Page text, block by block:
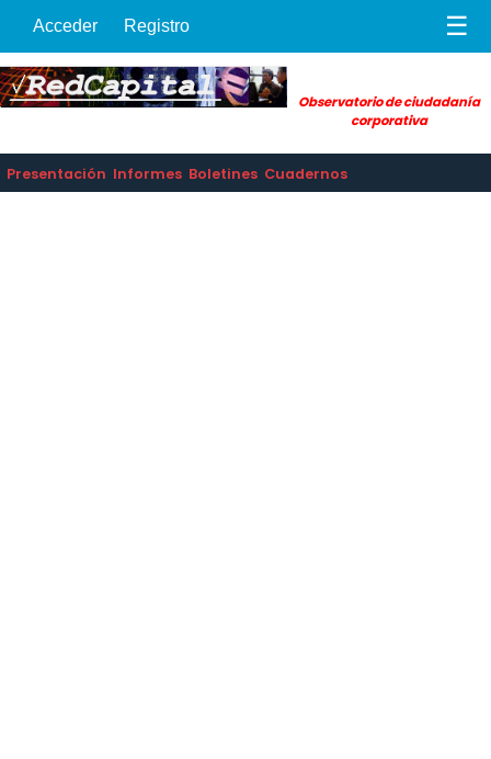
Acceder Registro ☰
Observatorio de ciudadanía
corporativa
Presentación Informes Boletines Cuadernos